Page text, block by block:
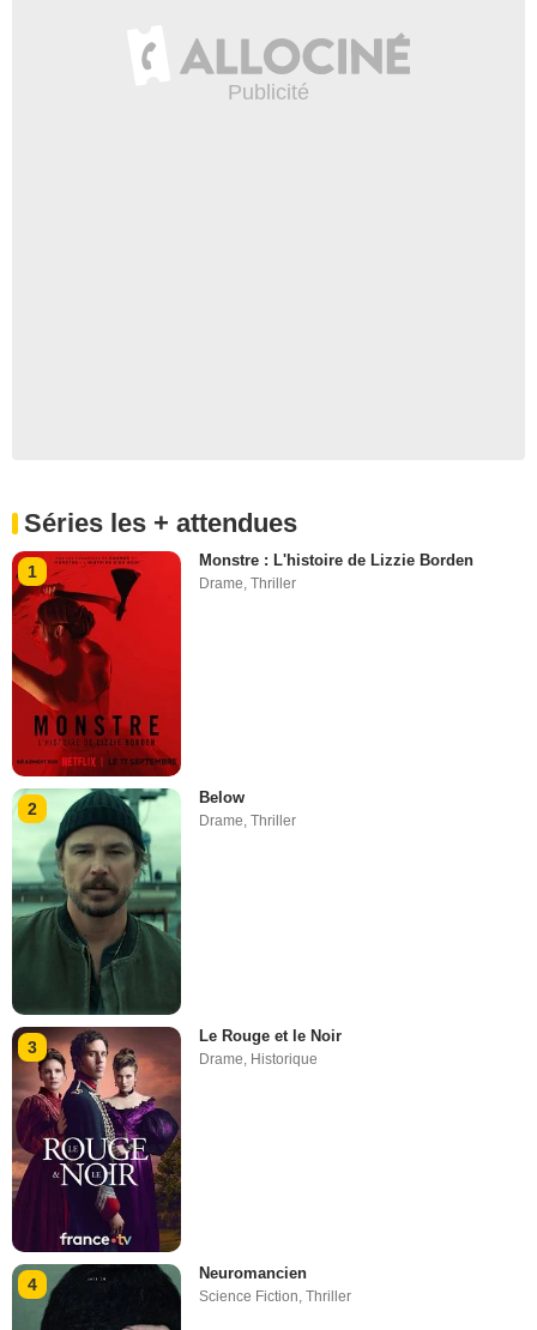
Séries les + attendues
1
Monstre : L'histoire de Lizzie Borden
Drame,Thriller
2
Below
Drame,Thriller
3
Le Rouge et le Noir
Drame Historique
4
Neuromancien
Science Fiction,Thriller